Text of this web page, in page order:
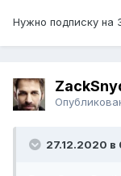
Нужно подписку на
27.12.2020 в